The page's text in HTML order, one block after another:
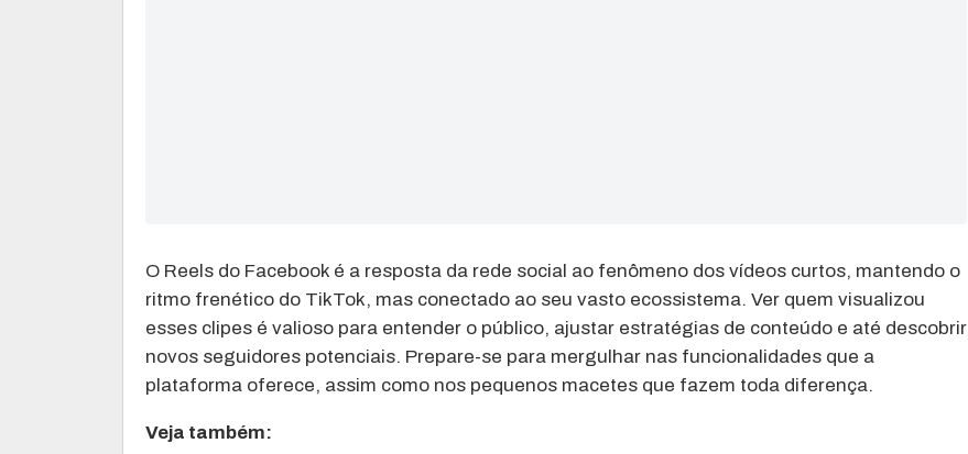
O Reels do Facebook é a resposta da rede social ao fenômeno dos vídeos curtos, mantendo o
ritmo frenético do TikTok, mas conectado ao seu vasto ecossistema. Ver quem visualizou
esses clipes é valioso para entender o público, ajustar estratégias de conteúdo e até descobrir
novos seguidores potenciais. Prepare-se para mergulhar nas funcionalidades que a
plataforma oferece, assim como nos pequenos macetes que fazem toda diferença.
Veja também: